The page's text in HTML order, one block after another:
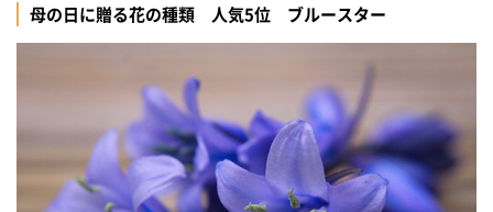
母の日に贈る花の種類 人気5位 ブルースター